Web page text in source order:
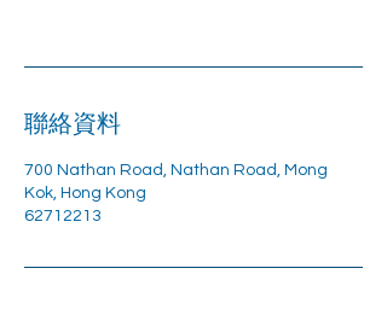
聯絡資料
700 Nathan Road, Nathan Road, Mong
Kok, Hong Kong
62712213